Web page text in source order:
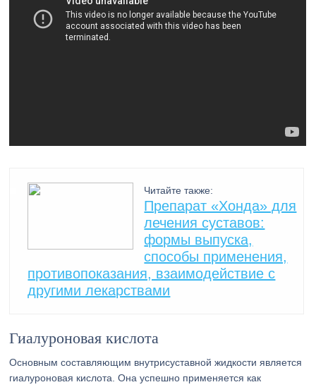
Читайте также:
Препарат «Хонда» для
лечения суставов:
формы выпуска,
способы применения,
противопоказания, взаимодействие с
другими лекарствами
Гиалуроновая кислота
Основным составляющим внутрисуставной жидкости является
гиалуроновая кислота. Она успешно применяется как